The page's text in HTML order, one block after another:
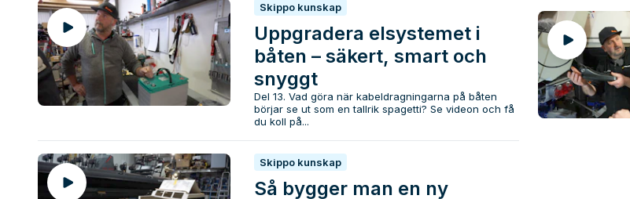
Skippo kunskap
Uppgradera elsystemet i
båten – säkert, smart och
snyggt
Del 13. Vad göra när kabeldragningarna på båten
börjar se ut som en tallrik spagetti? Se videon och få
du koll på...
Skippo kunskap
Så bygger man en ny